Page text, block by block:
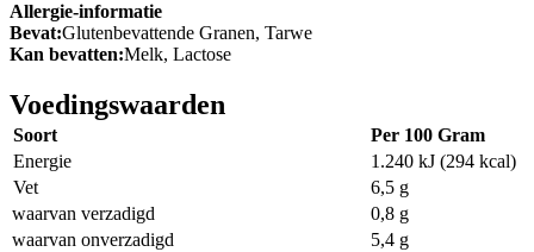
Allergie-informatie
Bevat:Glutenbevattende Granen, Tarwe
Kan bevatten:Melk, Lactose
Voedingswaarden
Soort
Per 100 Gram
Energie
1.240 kJ (294 kcal)
Vet
6,5 g
waarvan verzadigd
0,8 g
waarvan onverzadigd
5,4 g